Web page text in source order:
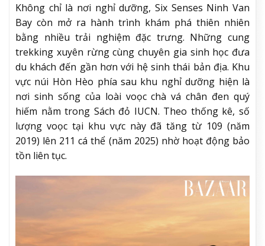
Không chỉ là nơi nghỉ dưỡng, Six Senses Ninh Van
Bay còn mở ra hành trình khám phá thiên nhiên
bằng nhiều trải nghiệm đặc trưng. Những cung
trekking xuyên rừng cùng chuyên gia sinh học đưa
du khách đến gần hơn với hệ sinh thái bản địa. Khu
vực núi Hòn Hèo phía sau khu nghỉ dưỡng hiện là
nơi sinh sống của loài voọc chà vá chân đen quý
hiếm nằm trong Sách đỏ IUCN. Theo thống kê, số
lượng voọc tại khu vực này đã tăng từ 109 (năm
2019) lên 211 cá thể (năm 2025) nhờ hoạt động bảo
tồn liên tục.